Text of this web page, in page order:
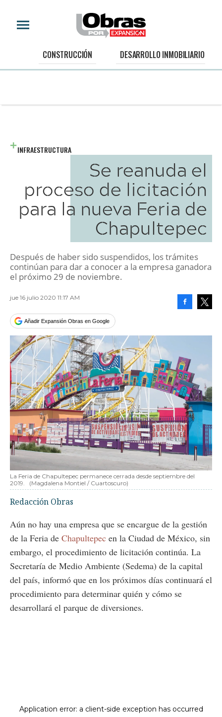
CONSTRUCCIÓN DESARROLLO INMOBILIARIO
INFRAESTRUCTURA
Se reanuda el
proceso de licitación
para la nueva Feria de
Chapultepec
Después de haber sido suspendidos, los trámites
continúan para dar a conocer a la empresa ganadora
el próximo 29 de noviembre.
jue 16 julio 2020 11:17 AM
Añadir Expansión Obras en Google
La Feria de Chapultepec permanece cerrada desde septiembre del
2019.
(Magdalena Montiel / Cuartoscuro)
Redacción Obras
Aún no hay una empresa que se encargue de la gestión
de la Feria de Chapultepec en la Ciudad de México, sin
embargo, el procedimiento de licitación continúa. La
Secretaría de Medio Ambiente (Sedema) de la capital
del país, informó que en los próximos días continuará el
procedimiento para determinar quién y cómo se
desarrollará el parque de diversiones.